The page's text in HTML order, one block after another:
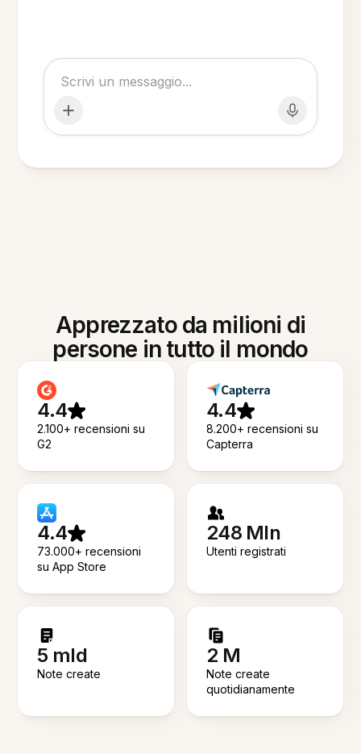
Apprezzato da milioni di
persone in tutto il mondo
4.4
2.100+ recensioni su
G2
4.4
8.200+ recensioni su
Capterra
4.4
73.000+ recensioni
su App Store
248 Mln
Utenti registrati
5 mld
Note create
2 M
Note create
quotidianamente